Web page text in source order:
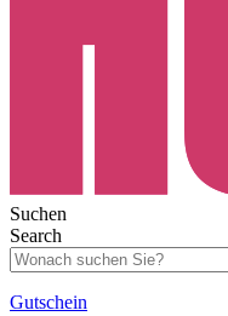
Suchen
Search
Gutschein